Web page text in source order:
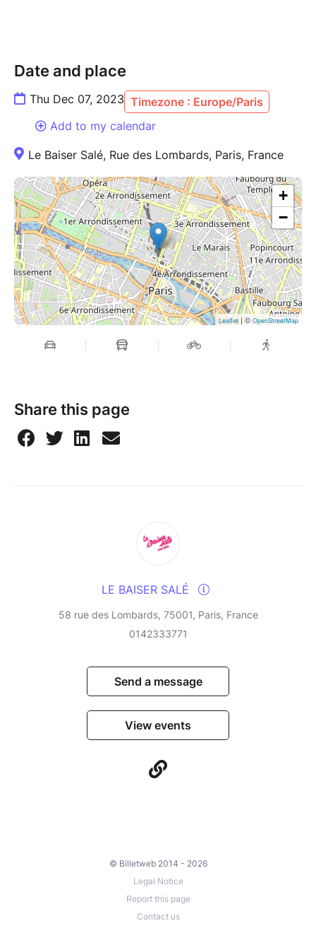
Date and place
Thu Dec 07, 2023 Timezone : Europe/Paris
Add to my calendar
Le Baiser Salé, Rue des Lombards, Paris, France
+
−
Leaflet| ©OpenStreetMap
Share this page
LE BAISER SALÉ
58 rue des Lombards, 75001, Paris, France
0142333771
Send a message
View events
© Billetweb 2014 - 2026
Legal Notice
Report this page
Contact us